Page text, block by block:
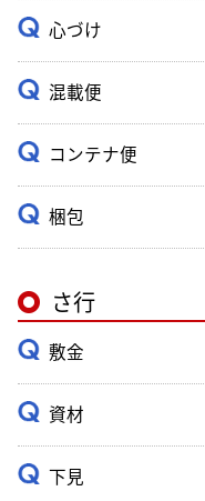
心づけ
混載便
コンテナ便
梱包
さ行
敷金
資材
下見